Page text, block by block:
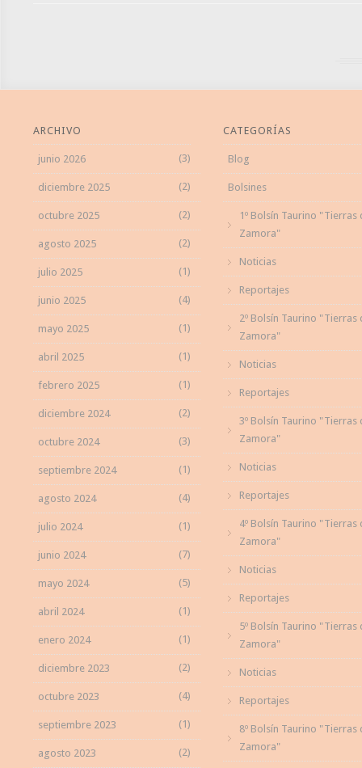
ARCHIVO
junio 2026 (3)
diciembre 2025 (2)
octubre 2025 (2)
agosto 2025 (2)
julio 2025 (1)
junio 2025 (4)
mayo 2025 (1)
abril 2025 (1)
febrero 2025 (1)
diciembre 2024 (2)
octubre 2024 (3)
septiembre 2024 (1)
agosto 2024 (4)
julio 2024 (1)
junio 2024 (7)
mayo 2024 (5)
abril 2024 (1)
enero 2024 (1)
diciembre 2023 (2)
octubre 2023 (4)
septiembre 2023 (1)
agosto 2023 (2)
CATEGORÍAS
Blog
Bolsines
1º Bolsín Taurino "Tierras
Zamora"
Noticias
Reportajes
2º Bolsín Taurino "Tierras
Zamora"
Noticias
Reportajes
3º Bolsín Taurino "Tierras
Zamora"
Noticias
Reportajes
4º Bolsín Taurino "Tierras
Zamora"
Noticias
Reportajes
5º Bolsín Taurino "Tierras
Zamora"
Noticias
Reportajes
8º Bolsín Taurino "Tierras
Zamora"